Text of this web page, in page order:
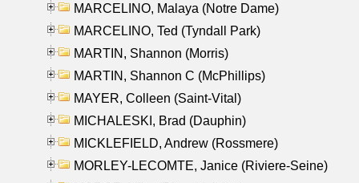
MARCELINO, Malaya (Notre Dame)
MARCELINO, Ted (Tyndall Park)
MARTIN, Shannon (Morris)
MARTIN, Shannon C (McPhillips)
MAYER, Colleen (Saint-Vital)
MICHALESKI, Brad (Dauphin)
MICKLEFIELD, Andrew (Rossmere)
MORLEY-LECOMTE, Janice (Riviere-Seine)